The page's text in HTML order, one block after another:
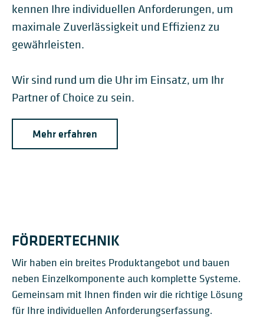
kennen Ihre individuellen Anforderungen, um
maximale Zuverlässigkeit und Effizienz zu
gewährleisten.
Wir sind rund um die Uhr im Einsatz, um Ihr
Partner of Choice zu sein.
Mehr erfahren
FÖRDERTECHNIK
Wir haben ein breites Produktangebot und bauen
neben Einzelkomponente auch komplette Systeme.
Gemeinsam mit Ihnen finden wir die richtige Lösung
für Ihre individuellen Anforderungserfassung.
FÖRDERANLAGEN FÜR